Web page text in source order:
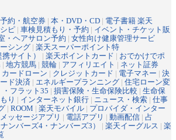
約・航空券 | 本・DVD・CD | 電子書籍 楽天
ピ | 車検見積もり・予約 | イベント・チケット販
・ヘアサロン予約 | 女性向け健康管理サービ
シング | 楽天スーパーポイント特
サイト） | 楽天ポイントカード | おでかけでポ
| 地方競馬 | 競輪 | アフィリエイト | ネット証券
カードローン | クレジットカード | 電子マネー | 決
ド決済 | エネルギープランニング | 住宅ローン変
フラット35 | 損害保険・生命保険比較 | 生命保
り | インターネット銀行 | ニュース・検索 | 仕事
| ROOM | 楽天モバイル | プロバイダ・インター
ッセージアプリ | 電話アプリ | 動画配信 | 占
ンバーズ4・ナンバーズ3） | 楽天イーグルス | 楽